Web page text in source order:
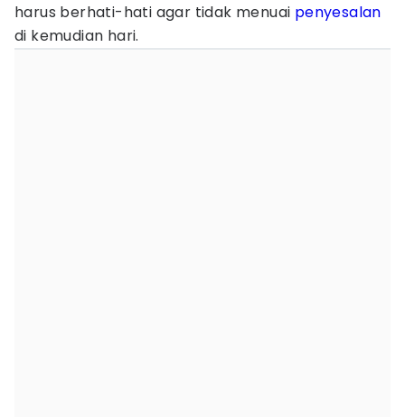
harus berhati-hati agar tidak menuai penyesalan
di kemudian hari.